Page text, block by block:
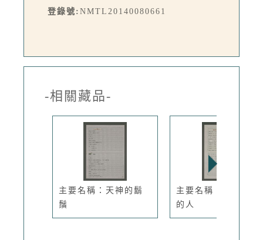
登錄號: NMTL20140080661
-相關藏品-
主要名稱：天神的鬍
鬚
主要名稱：被天蛻皮
的人